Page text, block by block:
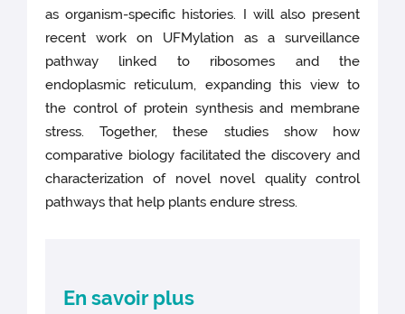
as organism-specific histories. I will also present
recent work on UFMylation as a surveillance
pathway linked to ribosomes and the
endoplasmic reticulum, expanding this view to
the control of protein synthesis and membrane
stress. Together, these studies show how
comparative biology facilitated the discovery and
characterization of novel novel quality control
pathways that help plants endure stress.
En savoir plus